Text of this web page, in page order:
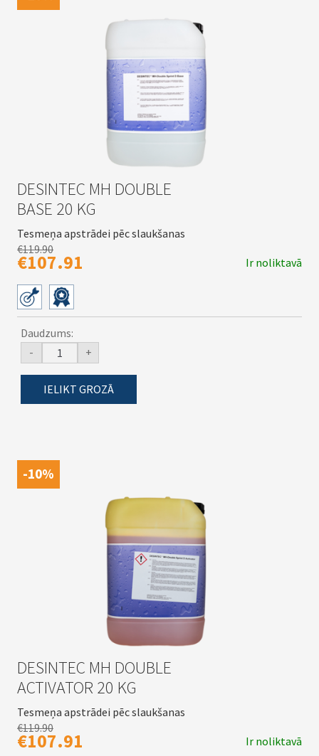
DESINTEC MH DOUBLE
BASE 20 KG
Tesmeņa apstrādei pēc slaukšanas
€119.90
€107.91 Ir noliktavā
Daudzums:
-
+
IELIKT GROZĀ
-10%
DESINTEC MH DOUBLE
ACTIVATOR 20 KG
Tesmeņa apstrādei pēc slaukšanas
€119.90
€107.91 Ir noliktavā